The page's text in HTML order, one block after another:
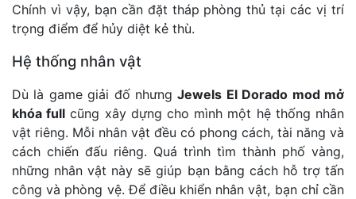
Chính vì vậy, bạn cần đặt tháp phòng thủ tại các vị trí
trọng điểm để hủy diệt kẻ thù.
Hệ thống nhân vật
Dù là game giải đố nhưngJewels El Dorado mod mở
khóa full cũng xây dựng cho mình một hệ thống nhân
vật riêng. Mỗi nhân vật đều có phong cách, tài năng và
cách chiến đấu riêng. Quá trình tìm thành phố vàng,
những nhân vật này sẽ giúp bạn bằng cách hỗ trợ tấn
công và phòng vệ. Để điều khiển nhân vật, bạn chỉ cần